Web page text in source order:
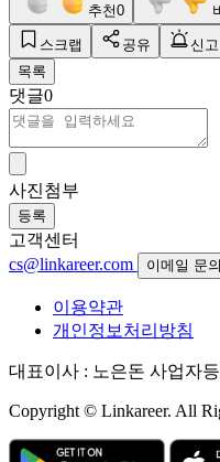
추천0
스크랩 공유
신고
목록
댓글0
사진첨부
등록
고객센터
cs@linkareer.com
이메일 문의
이용약관
개인정보처리방침
대표이사 : 노은돈 사업자
Copyright © Linkareer. All